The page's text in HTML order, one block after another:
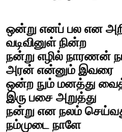
ஒன்று எனப் பல என
வடிவினுள் நின்ற
நன்று எழில் நாரணன்
அரன் என்னும் இவரை
ஒன்ற நும் மனத்து
இரு பசை அறுத்து
நன்று என நலம்
நம்முடை நாளே